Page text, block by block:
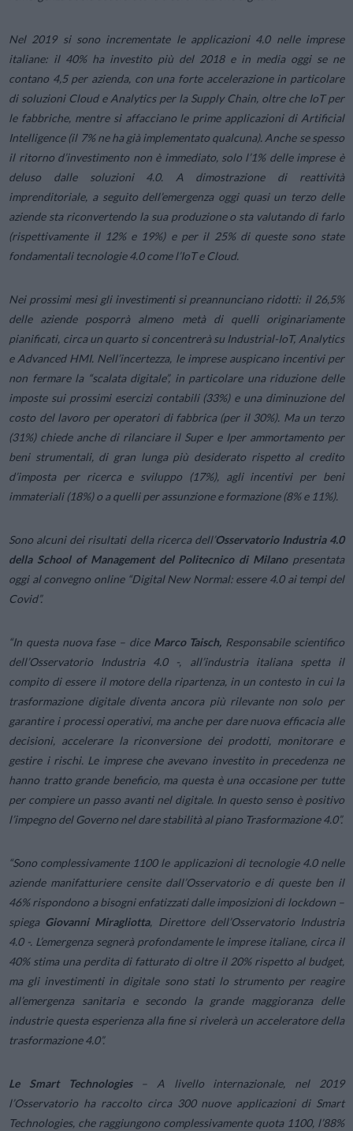
Nel 2019 si sono incrementate le applicazioni 4.0 nelle imprese
italiane: il 40% ha investito più del 2018 e in media oggi se ne
contano 4,5 per azienda, con una forte accelerazione in particolare
di soluzioni Cloud e Analytics per la Supply Chain, oltre che IoT per
le fabbriche, mentre si affacciano le prime applicazioni di Artificial
Intelligence (il 7% ne ha già implementato qualcuna). Anche se spesso
il ritorno d’investimento non è immediato, solo l’1% delle imprese è
deluso dalle soluzioni 4.0. A dimostrazione di reattività
imprenditoriale, a seguito dell’emergenza oggi quasi un terzo delle
aziende sta riconvertendo la sua produzione o sta valutando di farlo
(rispettivamente il 12% e 19%) e per il 25% di queste sono state
fondamentali tecnologie 4.0 come l’IoT e Cloud.
Nei prossimi mesi gli investimenti si preannunciano ridotti: il 26,5%
delle aziende posporrà almeno metà di quelli originariamente
pianificati, circa un quarto si concentrerà su Industrial-IoT, Analytics
e Advanced HMI. Nell’incertezza, le imprese auspicano incentivi per
non fermare la “scalata digitale”, in particolare una riduzione delle
imposte sui prossimi esercizi contabili (33%) e una diminuzione del
costo del lavoro per operatori di fabbrica (per il 30%). Ma un terzo
(31%) chiede anche di rilanciare il Super e Iper ammortamento per
beni strumentali, di gran lunga più desiderato rispetto al credito
d’imposta per ricerca e sviluppo (17%), agli incentivi per beni
immateriali (18%) o a quelli per assunzione e formazione (8% e 11%).
Sono alcuni dei risultati della ricerca dell’Osservatorio Industria 4.0
della School of Management del Politecnico di Milano presentata
oggi al convegno online “Digital New Normal: essere 4.0 ai tempi del
Covid”.
“In questa nuova fase– dice Marco Taisch, Responsabile scientifico
dell’Osservatorio Industria 4.0 -, all’industria italiana spetta il
compito di essere il motore della ripartenza, in un contesto in cui la
trasformazione digitale diventa ancora più rilevante non solo per
garantire i processi operativi, ma anche per dare nuova efficacia alle
decisioni, accelerare la riconversione dei prodotti, monitorare e
gestire i rischi. Le imprese che avevano investito in precedenza ne
hanno tratto grande beneficio, ma questa è una occasione per tutte
per compiere un passo avanti nel digitale. In questo senso è positivo
l’impegno del Governo nel dare stabilità al piano Trasformazione 4.0”.
“Sono complessivamente 1100 le applicazioni di tecnologie 4.0 nelle
aziende manifatturiere censite dall’Osservatorio e di queste ben il
46% rispondono a bisogni enfatizzati dalle imposizioni di lockdown –
spiega Giovanni Miragliotta, Direttore dell’Osservatorio Industria
4.0 -. L’emergenza segnerà profondamente le imprese italiane, circa il
40% stima una perdita di fatturato di oltre il 20% rispetto al budget,
ma gli investimenti in digitale sono stati lo strumento per reagire
all’emergenza sanitaria e secondo la grande maggioranza delle
industrie questa esperienza alla fine si rivelerà un acceleratore della
trasformazione 4.0”.
Le Smart Technologies– A livello internazionale, nel 2019
l’Osservatorio ha raccolto circa 300 nuove applicazioni di Smart
Technologies, che raggiungono complessivamente quota 1100, l’88%